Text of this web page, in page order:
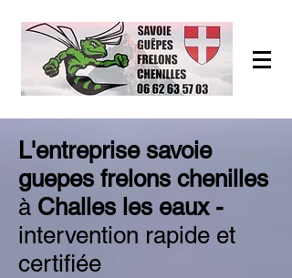
L'entreprise savoie
guepes frelons chenilles
à Challes les eaux -
intervention rapide et
certifiée